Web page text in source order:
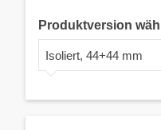
Produktversion
Isoliert, 44+44 mm